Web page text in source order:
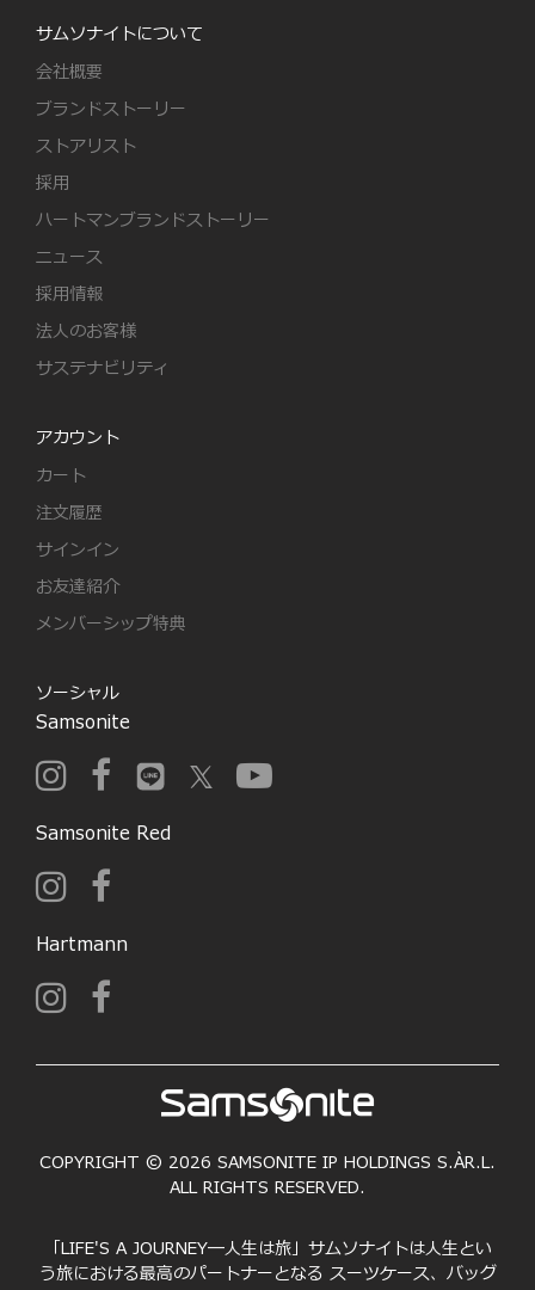
サムソナイトについて
会社概要
ブランドストーリー
ストアリスト
採用
ハートマンブランドストーリー
ニュース
採用情報
法人のお客様
サステナビリティ
アカウント
カート
注文履歴
サインイン
お友達紹介
メンバーシップ特典
ソーシャル
Samsonite
Samsonite Red
Hartmann
COPYRIGHT © 2026 SAMSONITE IP HOLDINGS S.ÀR.L.
ALL RIGHTS RESERVED.
「LIFE'S A JOURNEY―人生は旅」サムソナイトは人生とい
う旅における最高のパートナーとなる スーツケース、バッグ